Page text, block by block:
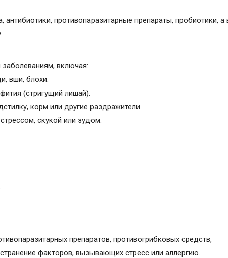
антибиотики, противопаразитарные препараты, пробиотики, а
включая:
вши, блохи.
(стригущий лишай).
корм или другие раздражители.
скукой или зудом.
препаратов, противогрибковых средств,
факторов, вызывающих стресс или аллергию.